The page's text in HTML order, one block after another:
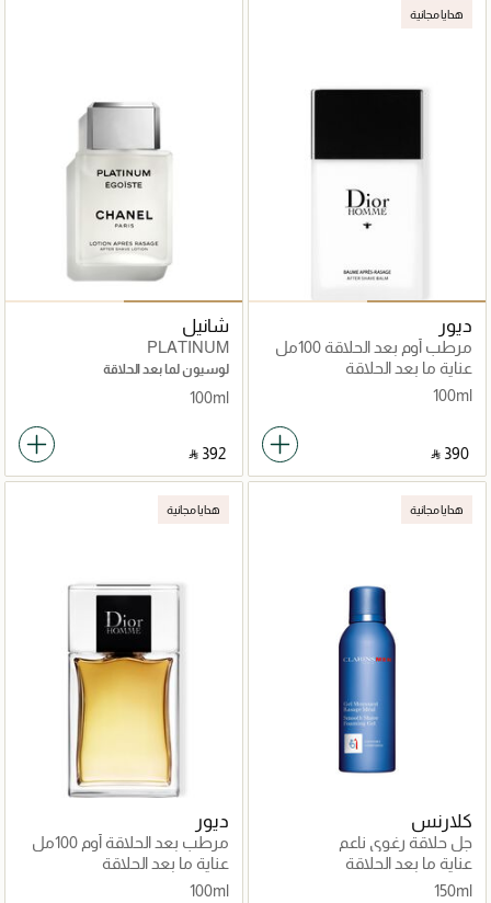
هدايا مجانية
ديور
مرطب أوم بعد الحلاقة 100مل
عناية ما بعد الحلاقة
100ml
‎ ⃁ ⁦390⁩ ‎
شانيل
PLATINUM
لوسيون لما بعد الحلاقة
100ml
‎ ⃁ ⁦392⁩ ‎
هدايا مجانية
كلارنس
جل حلاقة رغوي ناعم
عناية ما بعد الحلاقة
150ml
هدايا مجانية
ديور
مرطب بعد الحلاقة أوم 100مل
عناية ما بعد الحلاقة
100ml